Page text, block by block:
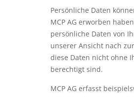
Persönliche Daten
MCP AG erworben
persönliche Daten von
unserer Ansicht nach
diese Daten nicht ohne
berechtigt sind.
MCP AG erfasst